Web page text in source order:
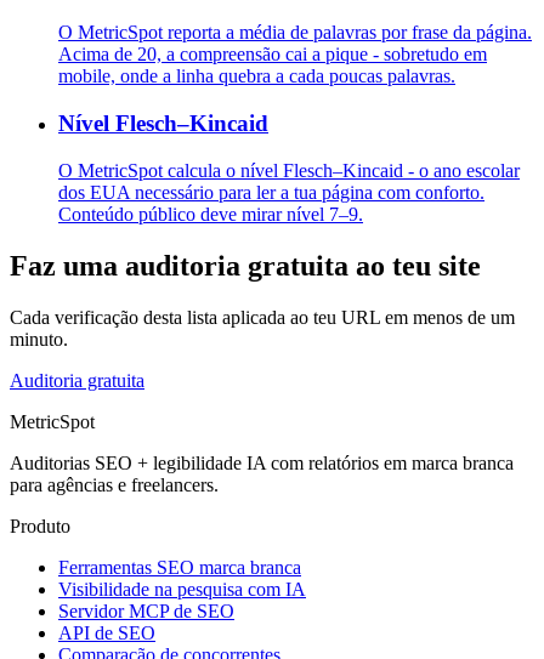
O MetricSpot reporta a média de palavras por frase da página.
Acima de 20, a compreensão cai a pique - sobretudo em
mobile, onde a linha quebra a cada poucas palavras.
Nível Flesch–Kincaid
O MetricSpot calcula o nível Flesch–Kincaid - o ano escolar
dos EUA necessário para ler a tua página com conforto.
Conteúdo público deve mirar nível 7–9.
Faz uma auditoria gratuita ao teu site
Cada verificação desta lista aplicada ao teu URL em menos de um
minuto.
Auditoria gratuita
MetricSpot
Auditorias SEO + legibilidade IA com relatórios em marca branca
para agências e freelancers.
Produto
Ferramentas SEO marca branca
Visibilidade na pesquisa com IA
Servidor MCP de SEO
API de SEO
Comparação de concorrentes